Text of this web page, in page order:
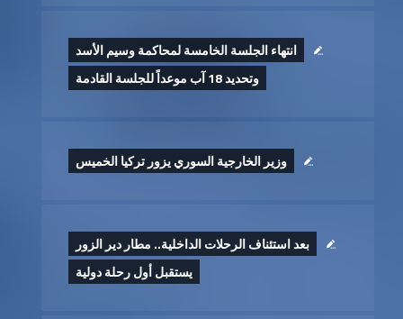
انتهاء الجلسة الخامسة لمحاكمة وسيم الأسد
وتحديد 18 آب موعداً للجلسة القادمة
وزير الخارجية السوري يزور تركيا الخميس
بعد استئناف الرحلات الداخلية.. مطار دير الزور
يستقبل أول رحلة دولية